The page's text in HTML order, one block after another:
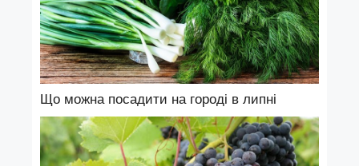
Що можна посадити на городі в липні